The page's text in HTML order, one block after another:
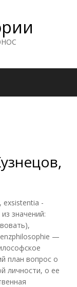
-
значений:
—
план вопрос о
личности, о ее